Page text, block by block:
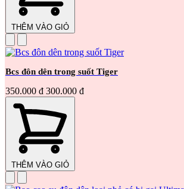
THÊM VÀO GIỎ
Bcs đôn dên trong suốt Tiger
350.000 đ 300.000 đ
THÊM VÀO GIỎ